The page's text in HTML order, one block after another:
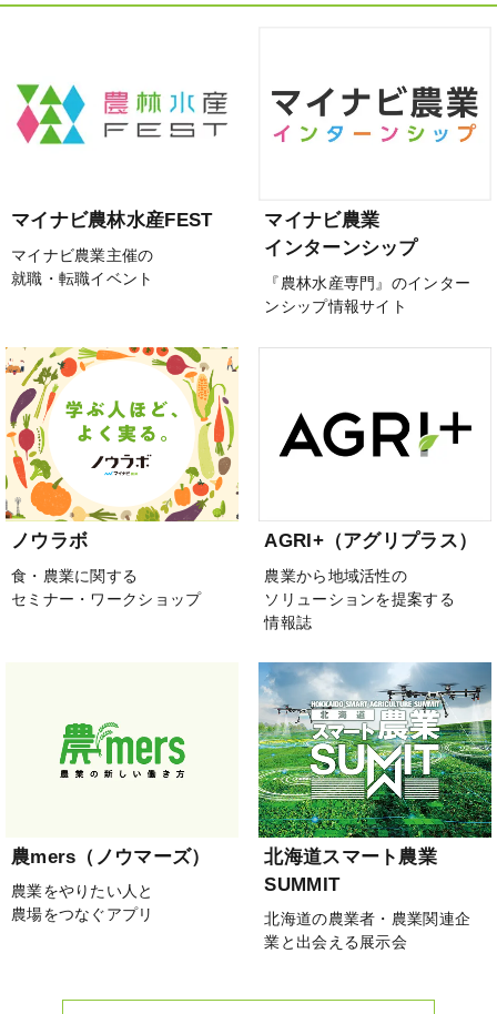
マイナビ農林水産FEST
マイナビ農業主催の
就職・転職イベント
マイナビ農業
インターンシップ
『農林水産専門』のインター
ンシップ情報サイト
ノウラボ
食・農業に関する
セミナー・ワークショップ
AGRI+（アグリプラス）
農業から地域活性の
ソリューションを提案する
情報誌
農mers（ノウマーズ）
農業をやりたい人と
農場をつなぐアプリ
北海道スマート農業
SUMMIT
北海道の農業者・農業関連企
業と出会える展示会